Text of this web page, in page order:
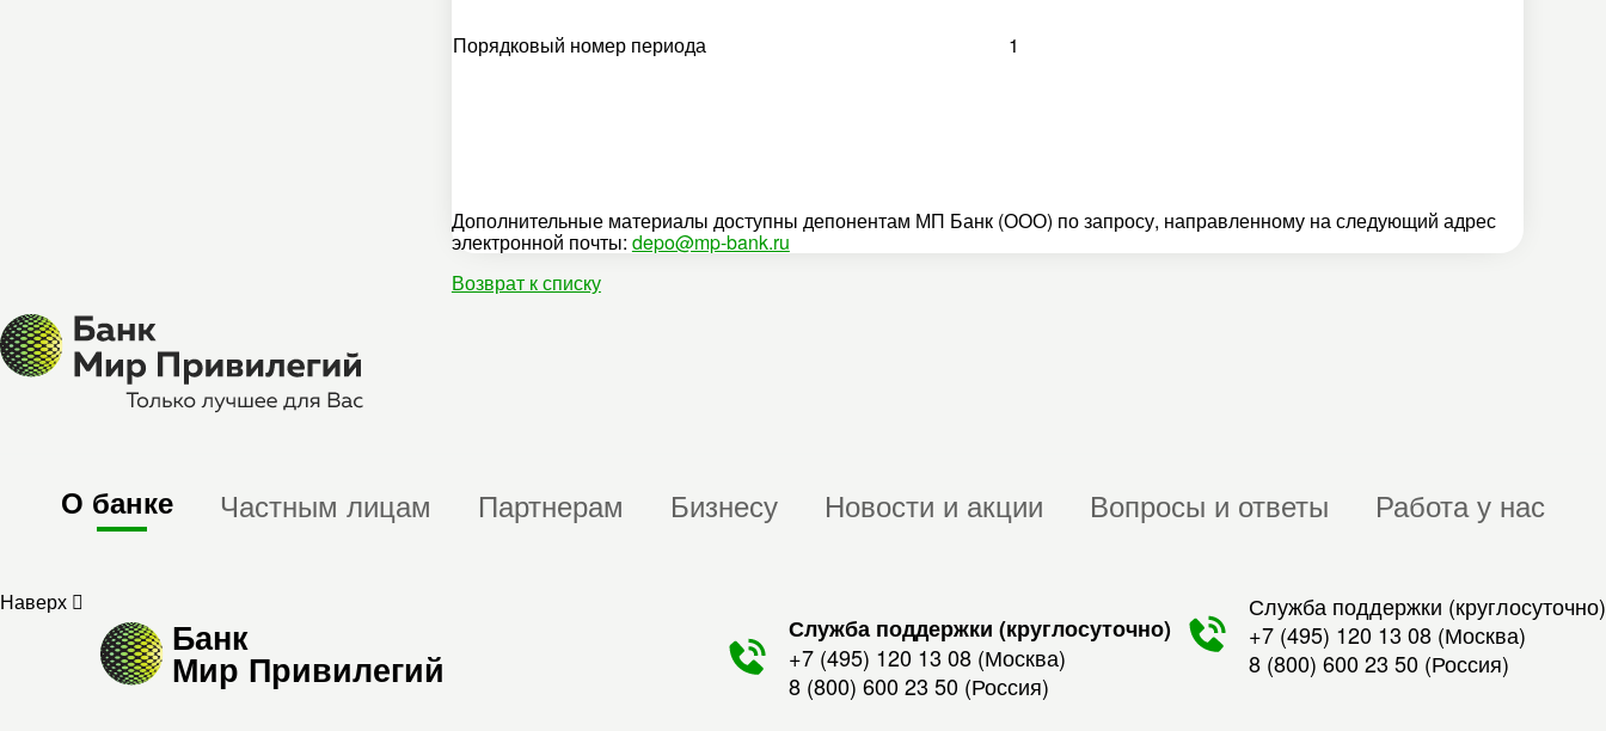
Порядковый номер периода 1
Дополнительные материалы доступны депонентам МП Банк (ООО) по запросу, направленному на следующий адрес
электронной почты: depo@mp-bank.ru
Возврат к списку
О банке Частным лицам Партнерам Бизнесу Новости и акции Вопросы и ответы Работа у нас
Служба поддержки (круглосуточно)
+7 (495) 120 13 08 (Москва)
8 (800) 600 23 50 (Россия)
Наверх
Банк
Мир Привилегий
Служба поддержки (круглосуточно)
+7 (495) 120 13 08 (Москва)
8 (800) 600 23 50 (Россия)